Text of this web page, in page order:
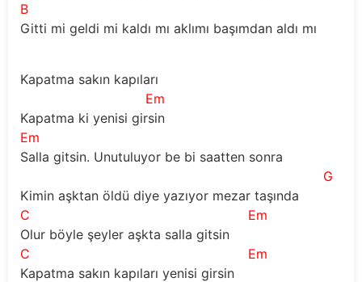
B
Gitti mi geldi mi kaldı mı aklımı başımdan aldı mı
Kapatma sakın kapıları
Em
Kapatma ki yenisi girsin
Em
Salla gitsin. Unutuluyor be bi saatten sonra
G
Kimin aşktan öldü diye yazıyor mezar taşında
C
Em
Olur böyle şeyler aşkta salla gitsin
C
Em
Kapatma sakın kapıları yenisi girsin